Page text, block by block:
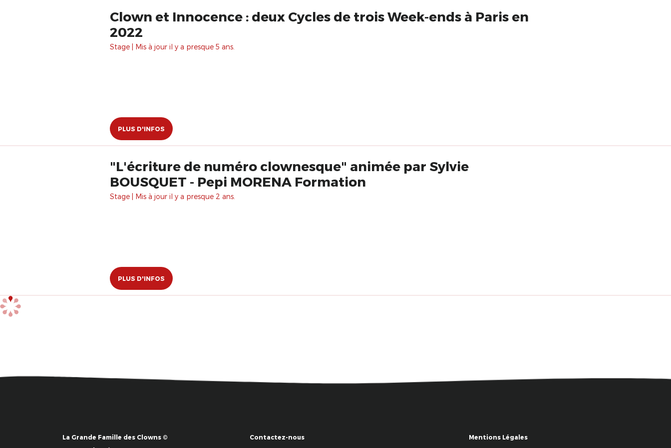
Clown et Innocence : deux Cycles de trois Week-ends à Paris en
2022
Stage | Mis à jour il y a presque 5 ans.
PLUS D'INFOS
"L'écriture de numéro clownesque" animée par Sylvie
BOUSQUET - Pepi MORENA Formation
Stage | Mis à jour il y a presque 2 ans.
PLUS D'INFOS
La Grande Famille des Clowns ©
Contactez-nous Mentions Légales